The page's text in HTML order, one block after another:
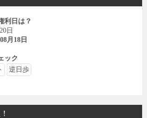
利日は？
日
月18日
ック